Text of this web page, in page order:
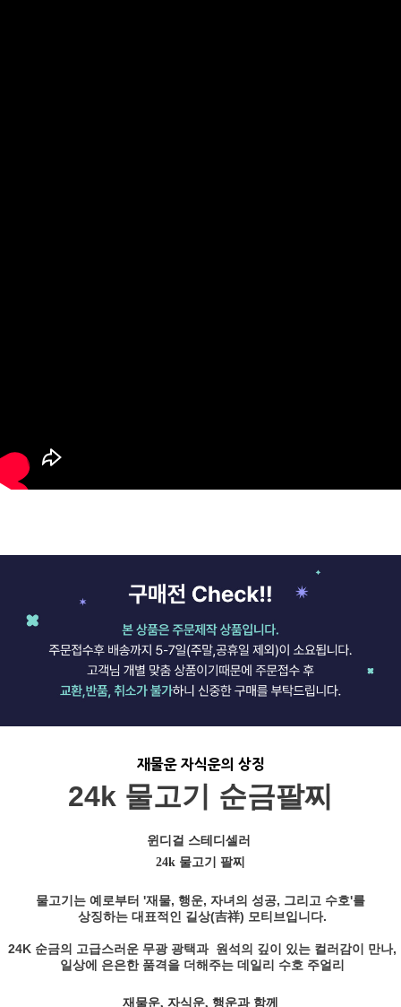
재물운 자식운의 상징
24k 물고기 순금팔찌
윈디걸 스테디셀러
24k 물고기 팔찌
물고기는 예로부터 '재물, 행운, 자녀의 성공, 그리고 수호'를
상징하는 대표적인 길상(吉祥) 모티브입니다.
24K 순금의 고급스러운 무광 광택과 원석의 깊이 있는 컬러감이 만나,
일상에 은은한 품격을 더해주는 데일리 수호 주얼리
재물운, 자식운, 행운과 함께